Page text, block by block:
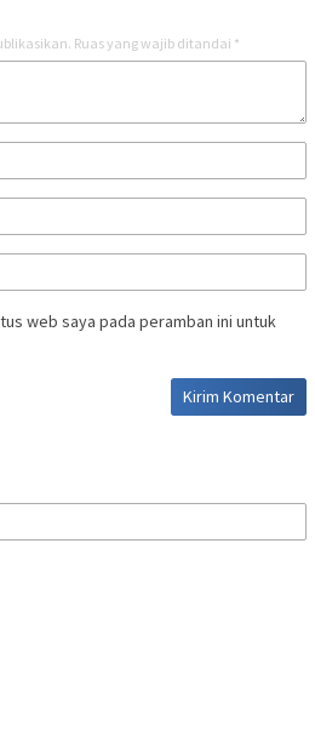
Ruas yang wajib ditandai *
web saya pada peramban ini untuk